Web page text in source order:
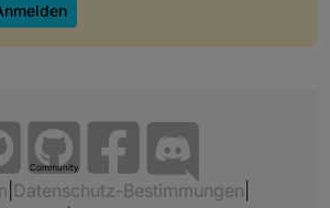
Community
Datenschutz-Bestimmungen